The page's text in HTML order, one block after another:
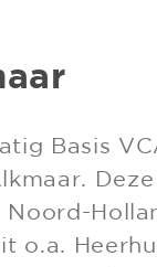
Basis
Deze
o.a.